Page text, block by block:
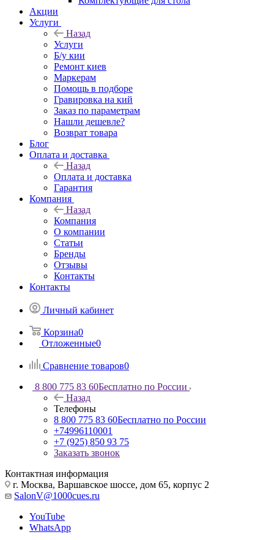
Акции
Услуги
Назад
Услуги
Б/у кии
Ремонт киев
Маркерам
Помощь в подборе
Гравировка на кий
Заказ по параметрам
Нашли дешевле?
Возврат товара
Блог
Оплата и доставка
Назад
Оплата и доставка
Гарантия
Компания
Назад
Компания
О компании
Статьи
Бренды
Отзывы
Контакты
Контакты
Личный кабинет
Корзина0
Отложенные0
Сравнение товаров0
8 800 775 83 60Бесплатно по России
Назад
Телефоны
8 800 775 83 60Бесплатно по России
+74996110001
+7 (925) 850 93 75
Заказать звонок
Контактная информация
г. Москва, Варшавское шоссе, дом 65, корпус 2
SalonV@1000cues.ru
YouTube
WhatsApp